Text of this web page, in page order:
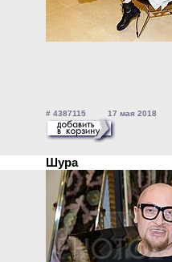
# 4387115 17 мая 2018
Шура